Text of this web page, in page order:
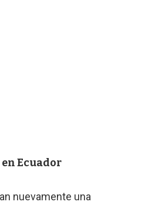
Ecuador
nuevamente una